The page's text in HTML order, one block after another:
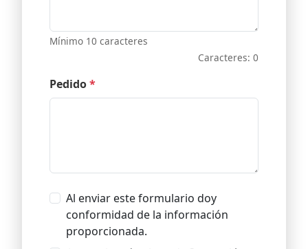
Mínimo 10 caracteres
Caracteres: 0
Pedido*
Al enviar este formulario doy
conformidad de la información
proporcionada.